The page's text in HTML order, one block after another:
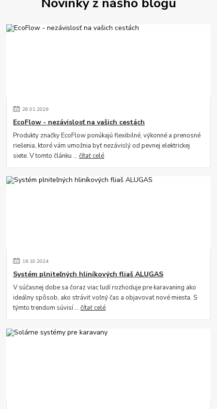
28.01.2026
EcoFlow - nezávislosť na vašich cestách
Produkty značky EcoFlow ponúkajú flexibilné, výkonné a prenosné
riešenia, ktoré vám umožnia byť nezávislý od pevnej elektrickej
siete. V tomto článku ...čítať celé
16.10.2024
Systém plniteľných hliníkových fliaš ALUGAS
V súčasnej dobe sa čoraz viac ľudí rozhoduje pre karavaning ako
ideálny spôsob, ako stráviť voľný čas a objavovať nové miesta. S
týmto trendom súvisí ...čítať celé